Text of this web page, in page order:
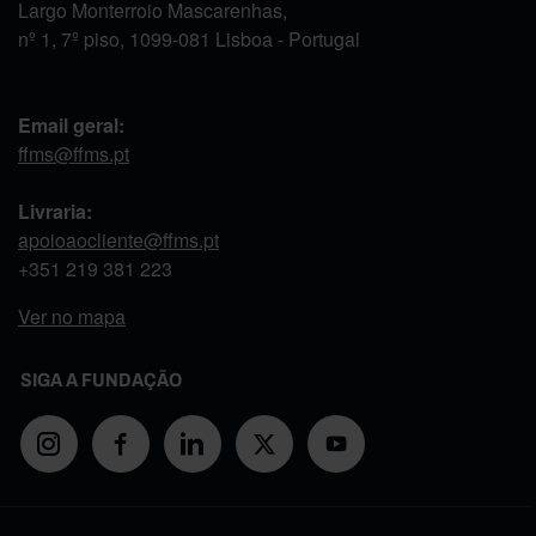
Largo Monterroio Mascarenhas,
nº 1, 7º piso, 1099-081 Lisboa - Portugal
Email geral:
ffms@ffms.pt
Livraria:
apoioaocliente@ffms.pt
+351 219 381 223
Ver no mapa
SIGA A FUNDAÇÃO